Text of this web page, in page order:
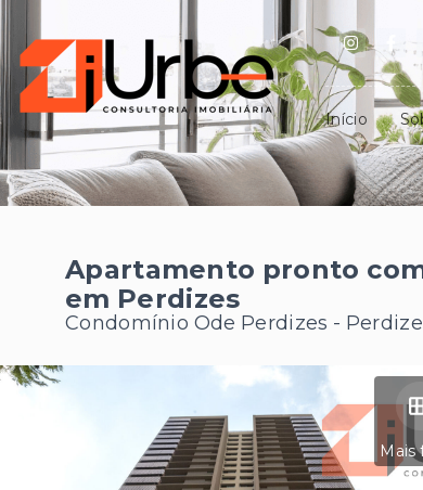
Início
Apartamento pronto
em Perdizes
Condomínio Ode Perdizes -
Mais